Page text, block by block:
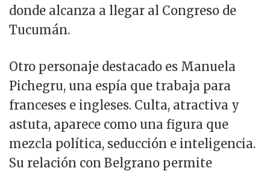
donde alcanza a llegar al Congreso de
Tucumán.
Otro personaje destacado es Manuela
Pichegru, una espía que trabaja para
franceses e ingleses. Culta, atractiva y
astuta, aparece como una figura que
mezcla política, seducción e inteligencia.
Su relación con Belgrano permite